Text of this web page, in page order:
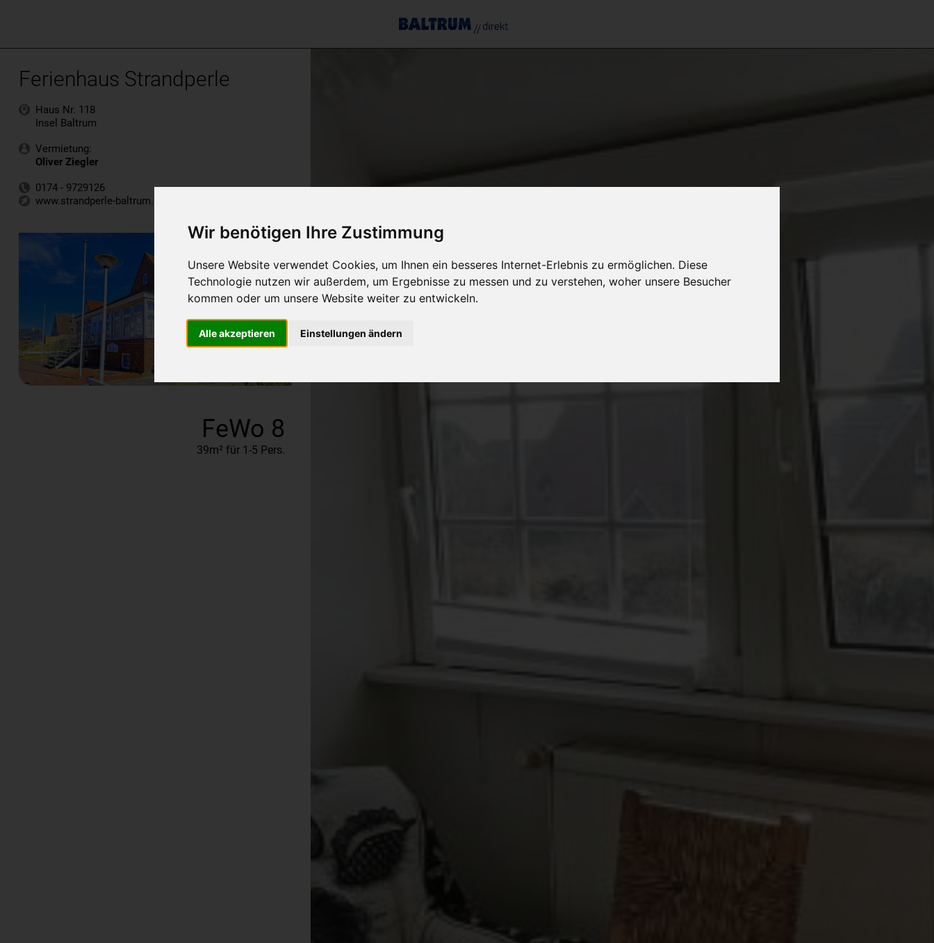
Wir benötigen Ihre Zustimmung
Unsere Website verwendet Cookies, um Ihnen ein besseres Internet-Erlebnis zu ermöglichen. Diese
Technologie nutzen wir außerdem, um Ergebnisse zu messen und zu verstehen, woher unsere Besucher
kommen oder um unsere Website weiter zu entwickeln.
Alle akzeptieren Einstellungen ändern
Ferienhaus Strandperle
Haus Nr. 118
Insel Baltrum
Vermietung:
Oliver Ziegler
0174 - 9729126
www.strandperle-baltrum.de
FeWo 8
39m² für 1-5 Pers.